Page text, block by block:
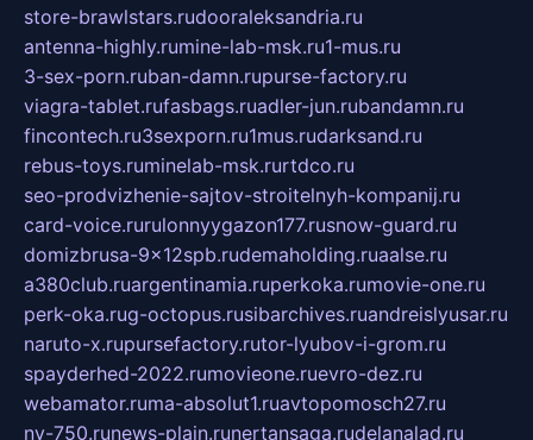
store-brawlstars.rudooraleksandria.ru
antenna-highly.rumine-lab-msk.ru1-mus.ru
3-sex-porn.ruban-damn.rupurse-factory.ru
viagra-tablet.rufasbags.ruadler-jun.rubandamn.ru
fincontech.ru3sexporn.ru1mus.rudarksand.ru
rebus-toys.ruminelab-msk.rurtdco.ru
seo-prodvizhenie-sajtov-stroitelnyh-kompanij.ru
card-voice.rurulonnyygazon177.rusnow-guard.ru
domizbrusa-9x12spb.rudemaholding.ruaalse.ru
a380club.ruargentinamia.ruperkoka.rumovie-one.ru
perk-oka.rug-octopus.rusibarchives.ruandreislyusar.ru
naruto-x.rupursefactory.rutor-lyubov-i-grom.ru
spayderhed-2022.rumovieone.ruevro-dez.ru
webamator.ruma-absolut1.ruavtopomosch27.ru
nv-750.runews-plain.runertansaga.rudelanalad.ru